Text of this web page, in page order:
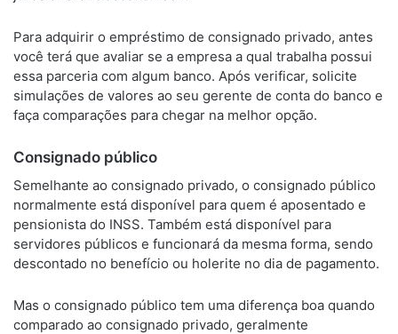
Para adquirir o empréstimo de consignado privado, antes
você terá que avaliar se a empresa a qual trabalha possui
essa parceria com algum banco. Após verificar, solicite
simulações de valores ao seu gerente de conta do banco e
faça comparações para chegar na melhor opção.
Consignado público
Semelhante ao consignado privado, o consignado público
normalmente está disponível para quem é aposentado e
pensionista do INSS. Também está disponível para
servidores públicos e funcionará da mesma forma, sendo
descontado no benefício ou holerite no dia de pagamento.
Mas o consignado público tem uma diferença boa quando
comparado ao consignado privado, geralmente